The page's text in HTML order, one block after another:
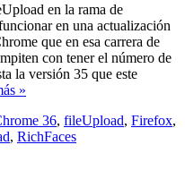
en la rama de
en una actualización
que en esa carrera de
con tener el número de
la versión 35 que este
»
36, fileUpload, Firefox,
, RichFaces